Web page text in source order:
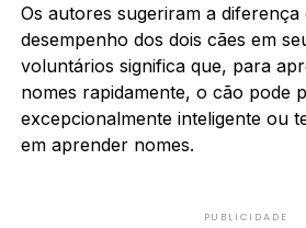
Os autores sugeriram a diferença
desempenho dos dois cães em
voluntários significa que, para
nomes rapidamente, o cão pode
excepcionalmente inteligente ou
em aprender nomes.
PUBLICIDADE